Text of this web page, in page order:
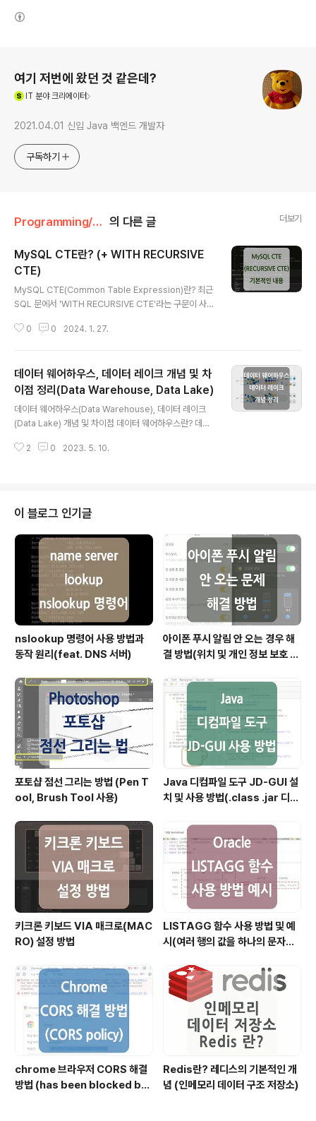
여기 저번에 왔던 것 같은데?
IT 분야 크리에이터
2021.04.01 신입 Java 백엔드 개발자
구독하기
Programming/Database 의 다른 글 더보기
MySQL CTE란? (+ WITH RECURSIVE
CTE)
MySQL CTE(Common Table Expression)란? 최근
SQL 문에서 'WITH RECURSIVE CTE'라는 구문이 사용
용을 정리하게 되었습니다. CTE란? 'CTE(Common Ta
(정확하게는 결과 데이터)입니다. CTE에는 '비재귀적(No
n-Recursive) CTE'와 '재귀적(Recursive) CTE' 두
가지가 있으며, 아래 내용을 통해 각각에 대해 예시를 포함
하여 자세하게 살펴보도록 하겠습니다. * CTE는 MySQL
8.0.1 버전에서 도입되었으며, ANSI-SQL99 표준에서부
터 나온 것이기 때문..
0 0 2024. 1. 27.
데이터 웨어하우스, 데이터 레이크 개념 및 차
이점 정리(Data Warehouse, Data Lake)
데이터 웨어하우스(Data Warehouse), 데이터 레이크
(Data Lake) 개념 및 차이점 데이터 웨어하우스란? 데이
(warehouse)의 의미가 합성되어 만들어진 어휘로, 조직
위해 설계된 데이터 관리 시스템의 한 유형입니다. 쉽게 사
용자의 의사 결정에 도움을 주기 위하여 정보들이 분석 가
능한 형태로 저장되어 있는 중앙 저장소이며, 때문에 '의사
결정 지원 시스템'이라고도 하는데요. 데이터 웨어하우스
는 기존의 정보를 활용해 더 나은 정보를 제공하고, 데이
2 0 2023. 5. 10.
이 블로그 인기글
nslookup 명령어 사용 방법과
동작 원리(feat. DNS 서버)
아이폰 푸시 알림 안 오는 경우 해
결 방법(위치 및 개인 정보 보호 재
포토샵 점선 그리는 방법 (Pen T
ool, Brush Tool 사용)
Java 디컴파일 도구 JD-GUI 설
치 및 사용 방법(.class .jar 디컴
키크론 키보드 VIA 매크로(MAC
RO) 설정 방법
LISTAGG 함수 사용 방법 및 예
시(여러 행의 값을 하나의 문자열
chrome 브라우저 CORS 해결
방법 (has been blocked by
Redis란? 레디스의 기본적인 개
념 (인메모리 데이터 구조 저장소)